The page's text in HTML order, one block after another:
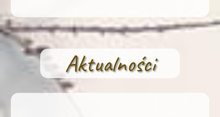
Aktualności